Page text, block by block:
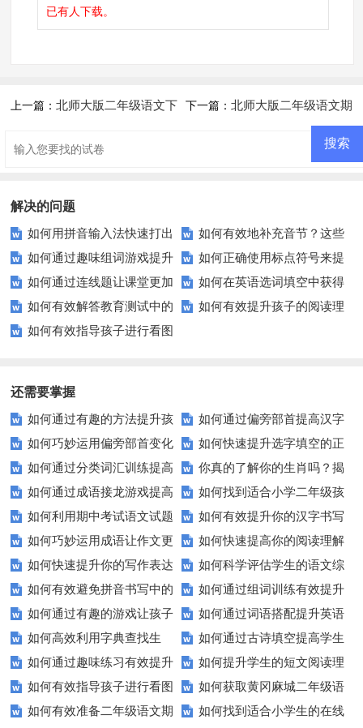
已有人下载。
上一篇：北师大版二年级语文下 下一篇： 北师大版二年级语文期
解决的问题
如何用拼音输入法快速打出
正确的汉字词语？
如何有效地补充音节？这些
技巧让你事半功倍！
如何通过趣味组词游戏提升
小学生的语言表达能力？
如何正确使用标点符号来提
升文章质量？
如何通过连线题让课堂更加
生动有趣？
如何在英语选词填空中获得
满分？
如何有效解答教育测试中的
排序题？[疑问式标题]
如何有效提升孩子的阅读理
如何有效指导孩子进行看图
还需要掌握
如何通过有趣的方法提升孩
子的组词能力？
如何通过偏旁部首提高汉字
学习效率？
如何巧妙运用偏旁部首变化
来提高汉字学习效率？
如何快速提升选字填空的正
确率？这里有秘诀！
如何通过分类词汇训练提高
语言学习效果？
你真的了解你的生肖吗？揭
秘生肖背后的秘密
如何通过成语接龙游戏提高
孩子的语言能力？
如何找到适合小学二年级孩
子的优质语文试卷？
如何利用期中考试语文试题
提高成绩？
如何有效提升你的汉字书写
与拼音发音水平？
如何巧妙运用成语让作文更
生动？——实例解析与技巧分享
如何快速提高你的阅读理解
水平？这些小技巧要知道！
如何快速提升你的写作表达
能力？这5个技巧让你的文章更
加出色！
如何科学评估学生的语文综
合能力？
如何有效避免拼音书写中的
常见错误？
如何通过组词训练有效提升
学生的词汇量？
如何通过有趣的游戏让孩子
轻松学会反义词？
如何通过词语搭配提升英语
表达能力？
如何高效利用字典查找生
词？这些技巧你必须知道！
如何通过古诗填空提高学生
的诗词理解力？
如何通过趣味练习有效提升
孩子的连词成句能力？
如何提升学生的短文阅读理
解能力？这些技巧你一定要知
道！
如何有效指导孩子进行看图
写话？
如何获取黄冈麻城二年级语
文试卷？这里有你需要的答案！
如何有效准备二年级语文期
如何找到适合小学生的在线